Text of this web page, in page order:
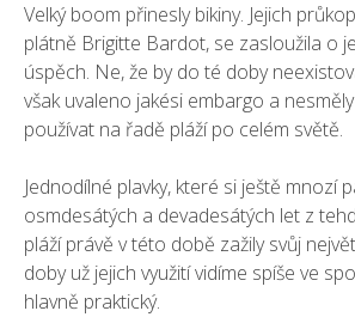
Velký boom přinesly bikiny. Jejich
plátně Brigitte Bardot, se zasloužila o
úspěch. Ne, že by do té doby
však uvaleno jakési embargo a
používat na řadě pláží po celém světě.
Jednodílné plavky, které si ještě mnozí
osmdesátých a devadesátých let z
pláží právě v této době zažily svůj
doby už jejich využití vidíme spíše ve
hlavně praktický.